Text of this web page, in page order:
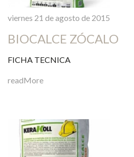
viernes 21 de agosto de 2015
BIOCALCE ZÓCALO
FICHA TECNICA
readMore